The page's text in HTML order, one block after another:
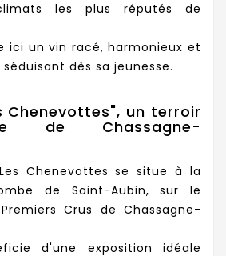
les plus réputés de
ici un vin racé, harmonieux et
dès sa jeunesse.
Chenevottes", un terroir
de Chassagne-
Chenevottes se situe à la
de Saint-Aubin, sur le
Crus de Chassagne-
d'une exposition idéale